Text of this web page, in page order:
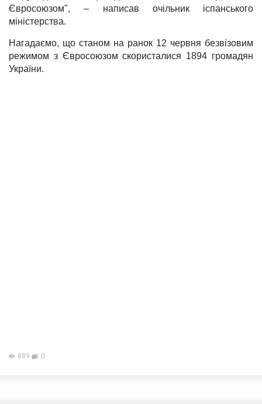
Євросоюзом", – написав очільник іспанського
міністерства.
Нагадаємо, що станом на ранок 12 червня безвізовим
режимом з Євросоюзом скористалися 1894 громадян
України.
889 0